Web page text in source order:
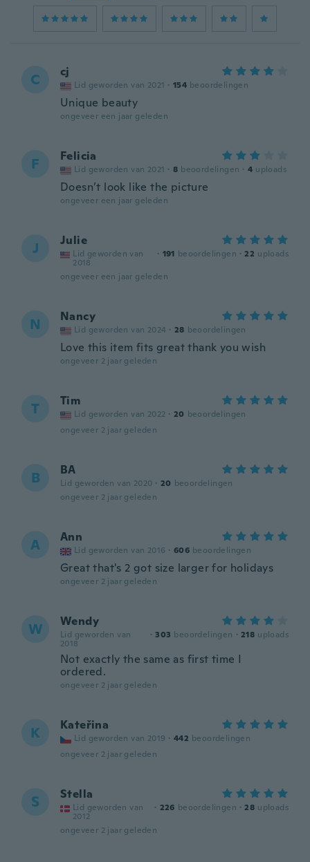
C cj
Lid geworden van 2021 · 154 beoordelingen
Unique beauty
ongeveer een jaar geleden
F Felicia
Lid geworden van 2021 · 8 beoordelingen · 4 uploads
Doesn’t look like the picture
ongeveer een jaar geleden
J Julie
Lid geworden van
2018
· 191 beoordelingen · 22 uploads
ongeveer een jaar geleden
N Nancy
Lid geworden van 2024 · 28 beoordelingen
Love this item fits great thank you wish
ongeveer 2 jaar geleden
T Tim
Lid geworden van 2022 · 20 beoordelingen
ongeveer 2 jaar geleden
B BA
Lid geworden van 2020 · 20 beoordelingen
ongeveer 2 jaar geleden
A Ann
Lid geworden van 2016 · 606 beoordelingen
Great that's 2 got size larger for holidays
ongeveer 2 jaar geleden
W Wendy
Lid geworden van
2018
· 303 beoordelingen · 218 uploads
Not exactly the same as first time I
ordered.
ongeveer 2 jaar geleden
K Kateřina
Lid geworden van 2019 · 442 beoordelingen
ongeveer 2 jaar geleden
S Stella
Lid geworden van
2012
· 226 beoordelingen · 28 uploads
ongeveer 2 jaar geleden